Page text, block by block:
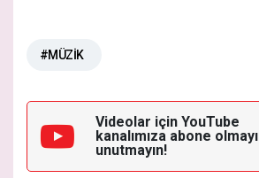
#MÜZİK
Videolar için YouTube
kanalımıza abone olmayı
unutmayın!